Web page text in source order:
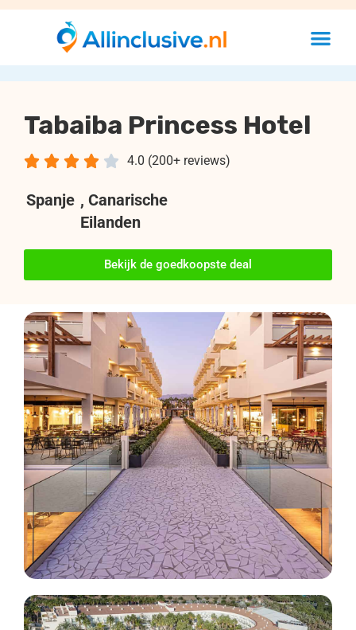
Tabaiba Princess Hotel
4.0 (200+ reviews)
    
Spanje , Canarische
Eilanden
Bekijk de goedkoopste deal